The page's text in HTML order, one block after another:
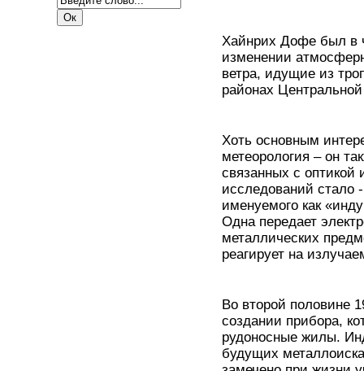
Хайнрих Дофе был в
изменении
ветра, идущие из
районах
Хоть основным
метеорология – он
связанных с оптикой
исследований стало
именуемого как
Одна передает
металлических
реагирует на
Во второй половине
создании прибора,
рудоносные жилы.
будущих